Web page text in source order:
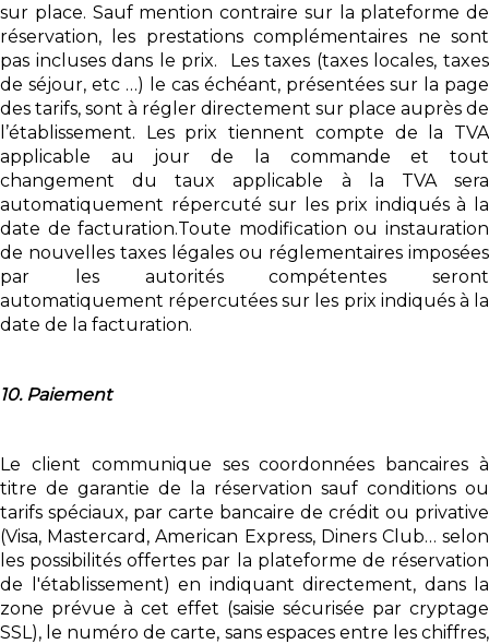
sur place. Sauf mention contraire sur la plateforme de
réservation, les prestations complémentaires ne sont
pas incluses dans le prix. Les taxes (taxes locales, taxes
de séjour, etc …) le cas échéant, présentées sur la page
des tarifs, sont à régler directement sur place auprès de
l’établissement. Les prix tiennent compte de la TVA
applicable au jour de la commande et tout
changement du taux applicable à la TVA sera
automatiquement répercuté sur les prix indiqués à la
date de facturation.Toute modification ou instauration
de nouvelles taxes légales ou réglementaires imposées
par les autorités compétentes seront
automatiquement répercutées sur les prix indiqués à la
date de la facturation.
10. Paiement
Le client communique ses coordonnées bancaires à
titre de garantie de la réservation sauf conditions ou
tarifs spéciaux, par carte bancaire de crédit ou privative
(Visa, Mastercard, American Express, Diners Club… selon
les possibilités offertes par la plateforme de réservation
de l'établissement) en indiquant directement, dans la
zone prévue à cet effet (saisie sécurisée par cryptage
SSL), le numéro de carte, sans espaces entre les chiffres,